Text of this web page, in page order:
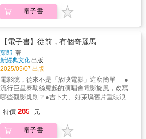
甚至歌仔冊也有以電影為主題，在在讓這些默
片變得如有聲一般。此外，1930年代台灣進入
廣播時代，其中有電影解說節目，詹天馬便曾
年「台北映畫聯盟」成立，除了影迷定期聚會
觀看電影，也舉辦以歐美電影（洋畫）為主的
影展。在《吳新榮日記》和龍瑛宗的文學作品
中，可看到兩人對法國電影的喜愛。1925年成
立的「台灣映畫研究會」是一群台灣青年電影
夢的起點。他們所拍攝的《誰之過》（1925）
轟動一時，可惜無後繼作品。之後歷經《血
迎來有聲電影《望春風》（1938），其片名是
根據同名流行曲而來，可見1930年代末期大眾
文化的景況。 日治時期的作家們以電影為
出高中行進管樂隊的活力和熱情，也記錄了電
影製作團隊的浪漫與堅持。
貨大樓的屋頂上升起 月もデパートの屋
根に出る。──《東京行進曲》歌詞1第一次注
五）》網站中，發現日治時期大稻埕著名的酒
樓東薈芳對面巷子裡有家名為臺灣奇麗馬館的
電影院。後來臺灣奇麗馬館被當時經營西門町
第一世界館、第二世界館的古矢家族買下後，
改名為第三世界館。這三家距離只有幾公里的
世界館極可能是台灣最早的連鎖電影院品牌。
戰後，位於大稻埕的這家電影院則是以大光明
戲院為名，持續營運到一九八六年才停業，拆
除改建為住宅大樓。我的奇幻旅程因此從這個
的起點是一首電影主題曲。一九二八年，以童
謠創作著稱的日本詩人西條八十接到日活株式
電子書
【電子書】從前，有個奇麗馬
葉郎 著
新經典文化 出版
2025/05/07 出版
電影院，從來不是「放映電影」這麼簡單──●
流行巨星泰勒絲颳起的演唱會電影旋風，改寫
哪些觀影規則？●吉卜力、好萊塢舊片重映浪
基恐怖秀》究竟有何魅力，穩居邪典地位？►
想像宇宙停止膨脹，開始塌縮，逐漸加速，時
間回流，重返電影在臺灣，在全世界，誕生的
特價 285 元
電子書